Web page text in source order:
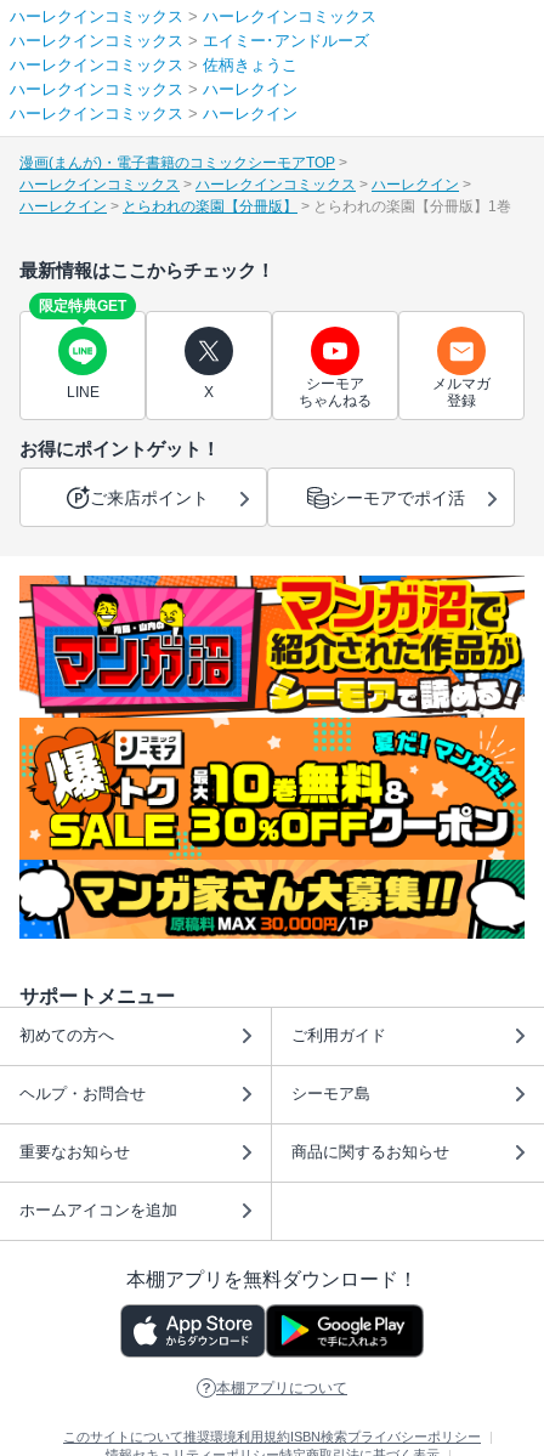
ハーレクインコミックス > ハーレクインコミックス
ハーレクインコミックス > エイミー･アンドルーズ
ハーレクインコミックス > 佐柄きょうこ
ハーレクインコミックス > ハーレクイン
ハーレクインコミックス > ハーレクイン
漫画(まんが)・電子書籍のコミックシーモアTOP
ハーレクインコミックス
ハーレクインコミックス
ハーレクイン
ハーレクイン
とらわれの楽園【分冊版】 とらわれの楽園【分冊版】1巻
最新情報はここからチェック！
限定特典GET
LINE X
シーモア
ちゃんねる
メルマガ
登録
お得にポイントゲット！
ご来店ポイント シーモアでポイ活
サポートメニュー
初めての方へ ご利用ガイド
ヘルプ・お問合せ シーモア島
重要なお知らせ 商品に関するお知らせ
ホームアイコンを追加
本棚アプリを無料ダウンロード！
本棚アプリについて
このサイトについて推奨環境利用規約ISBN検索プライバシーポリシー